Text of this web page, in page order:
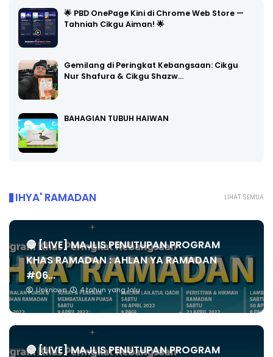
🌟 PBD OnePage Kini di Chrome Web Store —
Tahniah Cikgu Aiman! 🌟
Gemilang di Peringkat Kebangsaan: Cikgu
Nur Shafura & Cikgu Shazw…
BAHAGIAN TUBUH HAIWAN
LIHAT SEMUA
IHYA' RAMADAN
🔴 [LIVE] MAJLIS PENUTUPAN PROGRAM
KHAS RAMADAN : AHLAN YA RAMADAN
#06...
Unknown 4 tahun yang lalu
🔴 [LIVE] MAJLIS PENUTUPAN PROGRAM